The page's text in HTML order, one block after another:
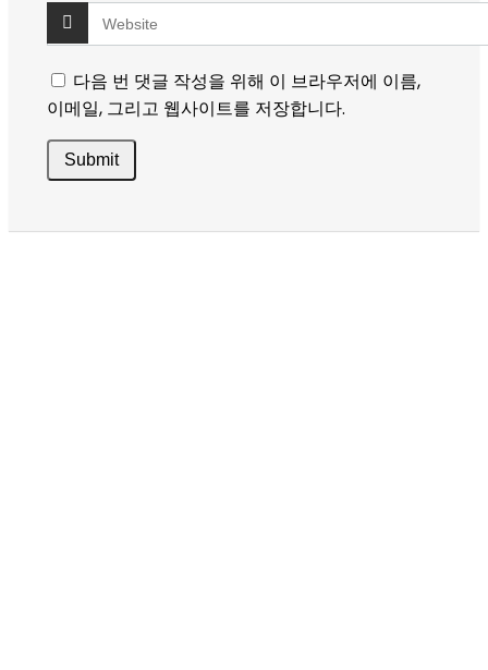
다음 번 댓글 작성을 위해 이 브라우저에 이름,
이메일, 그리고 웹사이트를 저장합니다.